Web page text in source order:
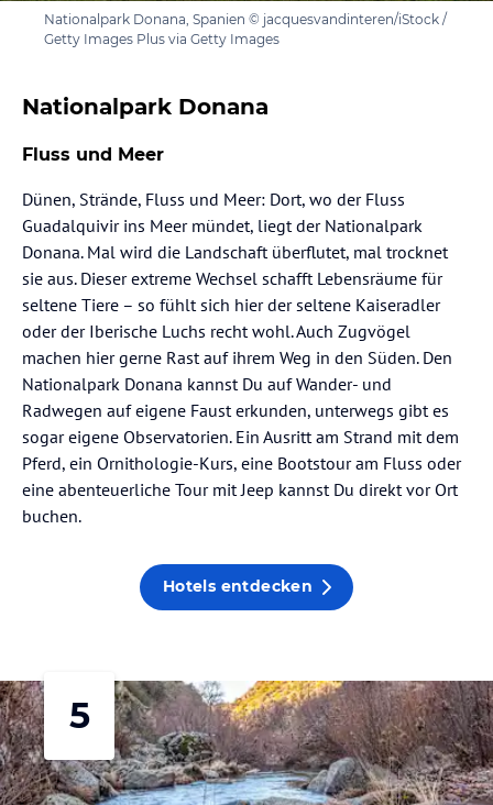
Nationalpark Donana, Spanien © jacquesvandinteren/iStock /
Getty Images Plus via Getty Images
Nationalpark Donana
Fluss und Meer
Dünen, Strände, Fluss und Meer: Dort, wo der Fluss
Guadalquivir ins Meer mündet, liegt der Nationalpark
Donana. Mal wird die Landschaft überflutet, mal trocknet
sie aus. Dieser extreme Wechsel schafft Lebensräume für
seltene Tiere – so fühlt sich hier der seltene Kaiseradler
oder der Iberische Luchs recht wohl. Auch Zugvögel
machen hier gerne Rast auf ihrem Weg in den Süden. Den
Nationalpark Donana kannst Du auf Wander- und
Radwegen auf eigene Faust erkunden, unterwegs gibt es
sogar eigene Observatorien. Ein Ausritt am Strand mit dem
Pferd, ein Ornithologie-Kurs, eine Bootstour am Fluss oder
eine abenteuerliche Tour mit Jeep kannst Du direkt vor Ort
buchen.
Hotels entdecken
5